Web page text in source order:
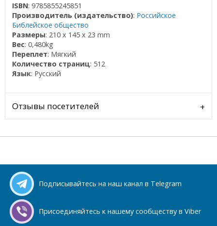
ISBN: 9785855245851
Производитель (издательство): Российское
Библейское общество
Размеры: 210 x 145 x 23 mm
Вес: 0,480kg
Переплет: Мягкий
Количество страниц: 512
Язык: Русский
Отзывы посетителей
Подписывайтесь на наш канал в Telegram
Присоединяйтесь к нашему сообществу в Viber